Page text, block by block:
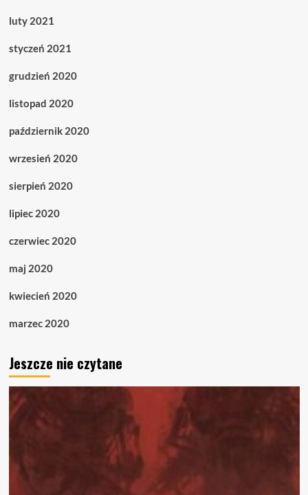
luty 2021
styczeń 2021
grudzień 2020
listopad 2020
październik 2020
wrzesień 2020
sierpień 2020
lipiec 2020
czerwiec 2020
maj 2020
kwiecień 2020
marzec 2020
Jeszcze nie czytane